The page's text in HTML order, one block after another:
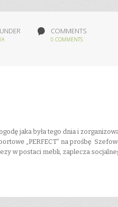
COMMENTS
0 COMMENTS
jaka była tego dnia i
„PERFECT” na prośbę
w postaci mebli, zaplecza